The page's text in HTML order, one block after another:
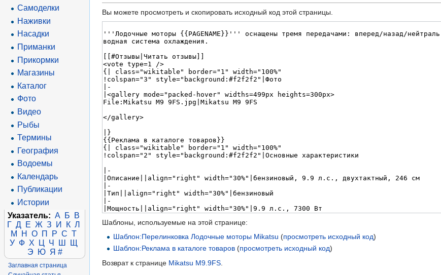
Вы можете просмотреть и скопировать исходный код этой страницы.
Шаблоны, используемые на этой странице:
Шаблон:Перелинковка Лодочные моторы Mikatsu (просмотреть исходный код)
Шаблон:Реклама в каталоге товаров (просмотреть исходный код)
Возврат к странице Mikatsu M9.9FS
Самоделки
Наживки
Насадки
Приманки
Прикормки
Магазины
Каталог
Фото
Видео
Рыбы
Термины
География
Водоемы
Календарь
Публикации
Истории
Указатель: А Б
В
Г Д Е Ж З И К Л
М
Н О П Р С Т
У Ф Х Ц Ч Ш
Щ
Э
Ю Я #
Заглавная страница